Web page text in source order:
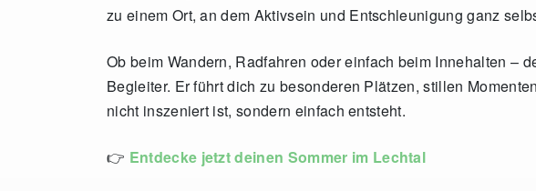
zu einem Ort, an dem Aktivsein und Entschleunigung ganz
Ob beim Wandern, Radfahren oder einfach beim Innehalten –
Begleiter. Er führt dich zu besonderen Plätzen, stillen
nicht inszeniert ist, sondern einfach entsteht.
👉 Entdecke jetzt deinen Sommer im Lechtal